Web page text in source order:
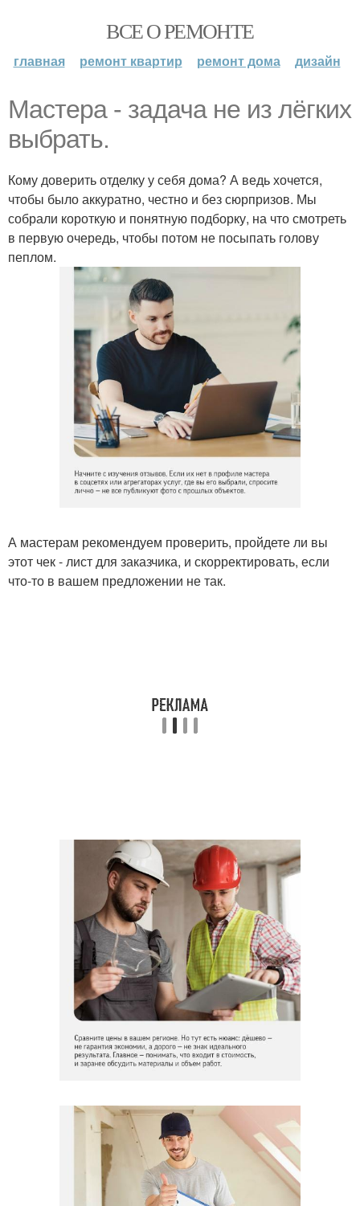
ВСЕ О РЕМОНТЕ
главная ремонт квартир ремонт дома дизайн
Мастера - задача не из лёгких
выбрать.
Кому доверить отделку у себя дома? А ведь хочется,
чтобы было аккуратно, честно и без сюрпризов. Мы
собрали короткую и понятную подборку, на что смотреть
в первую очередь, чтобы потом не посыпать голову
пеплом.
А мастерам рекомендуем проверить, пройдете ли вы
этот чек - лист для заказчика, и скорректировать, если
что-то в вашем предложении не так.